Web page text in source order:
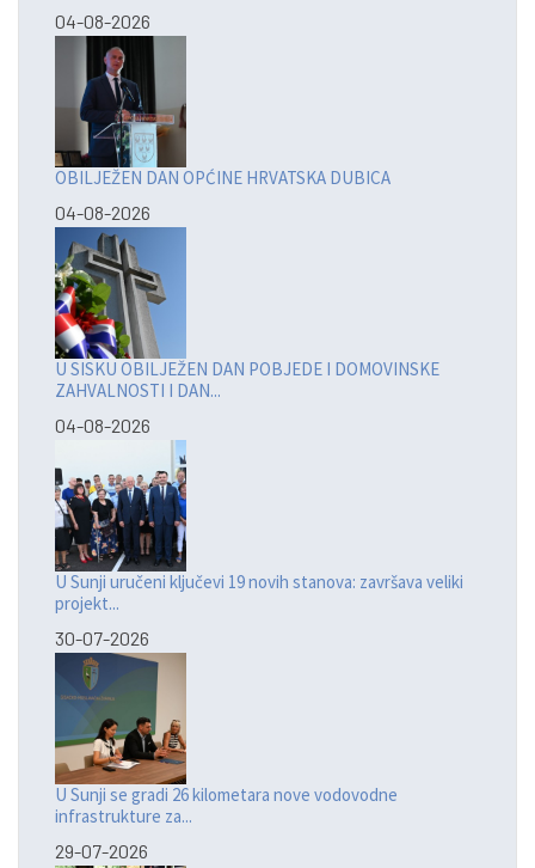
04-08-2026
OBILJEŽEN DAN OPĆINE HRVATSKA DUBICA
04-08-2026
U SISKU OBILJEŽEN DAN POBJEDE I DOMOVINSKE
ZAHVALNOSTI I DAN...
04-08-2026
U Sunji uručeni ključevi 19 novih stanova: završava veliki
projekt...
30-07-2026
U Sunji se gradi 26 kilometara nove vodovodne
infrastrukture za...
29-07-2026